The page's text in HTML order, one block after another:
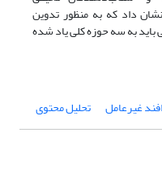
داد که به منظور تدوین
باید به سه حوزه کلی یاد شده
غیرعامل تحلیل محتوی